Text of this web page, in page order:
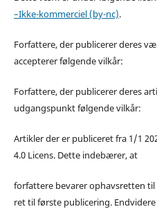
–Ikke-kommerciel (by-nc).
Forfattere, der publicerer deres
accepterer følgende vilkår:
Forfattere, der publicerer deres
udgangspunkt følgende vilkår:
Artikler der er publiceret fra 1/1
4.0 Licens. Dette indebærer, at
forfattere bevarer ophavsretten
ret til første publicering.